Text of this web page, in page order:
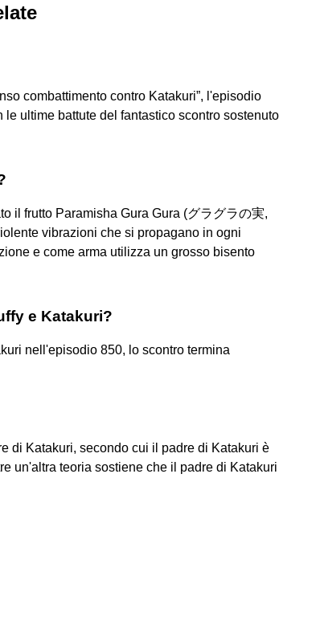
combattimento contro Katakuri”, l'episodio
ultime battute del fantastico scontro sostenuto
il frutto Paramisha Gura Gura (グラグラの実,
vibrazioni che si propagano in ogni
e come arma utilizza un grosso bisento
e Katakuri?
nell'episodio 850, lo scontro termina
di Katakuri, secondo cui il padre di Katakuri è
un'altra teoria sostiene che il padre di Katakuri